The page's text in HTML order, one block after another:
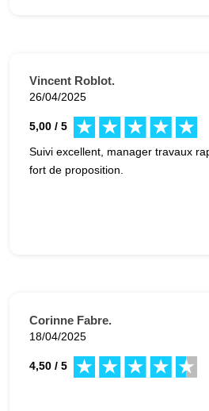
Vincent Roblot.
26/04/2025
5,00 / 5
Suivi excellent, manager travaux
fort de proposition.
Corinne Fabre.
18/04/2025
4,50 / 5